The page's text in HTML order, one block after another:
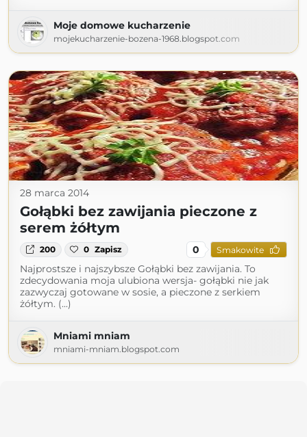
Moje domowe kucharzenie
mojekucharzenie-bozena-1968.blogspot.com
28 marca 2014
Gołąbki bez zawijania pieczone z
serem żółtym
200 0 Zapisz 0 Smakowite
Najprostsze i najszybsze Gołąbki bez zawijania. To
zdecydowania moja ulubiona wersja- gołąbki nie jak
zazwyczaj gotowane w sosie, a pieczone z serkiem
żółtym. (...)
Mniami mniam
mniami-mniam.blogspot.com